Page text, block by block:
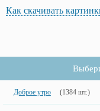
Как скачивать
Доброе утро (1384 шт.)